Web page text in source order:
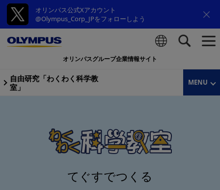
オリンパス公式Xアカウント
@Olympus_Corp_JPをフォローしよう
オリンパスグループ企業情報サイト
自由研究「わくわく科学教
室」
MENU
てぐすでつくる